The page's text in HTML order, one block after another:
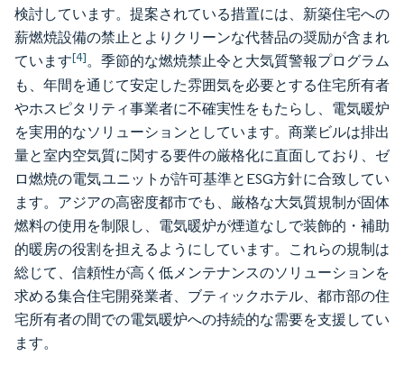
検討しています。提案されている措置には、新築住宅への
薪燃焼設備の禁止とよりクリーンな代替品の奨励が含まれ
ています[4]。季節的な燃焼禁止令と大気質警報プログラム
も、年間を通じて安定した雰囲気を必要とする住宅所有者
やホスピタリティ事業者に不確実性をもたらし、電気暖炉
を実用的なソリューションとしています。商業ビルは排出
量と室内空気質に関する要件の厳格化に直面しており、ゼ
ロ燃焼の電気ユニットが許可基準とESG方針に合致してい
ます。アジアの高密度都市でも、厳格な大気質規制が固体
燃料の使用を制限し、電気暖炉が煙道なしで装飾的・補助
的暖房の役割を担えるようにしています。これらの規制は
総じて、信頼性が高く低メンテナンスのソリューションを
求める集合住宅開発業者、ブティックホテル、都市部の住
宅所有者の間での電気暖炉への持続的な需要を支援してい
ます。